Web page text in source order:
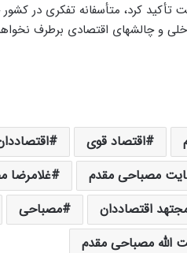
کرد، متأسفانه تفکری در کشور
و چالشهای اقتصادی برطرف
اقتصاد قوی
مصباحی مقدم غلامرضا
اقتصاددان مصباحی
الله مصباحی مقدم